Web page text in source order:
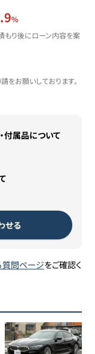
%
もり後にローン内容を案
お願いしております。
付属品について
せる
質問ページをご確認く